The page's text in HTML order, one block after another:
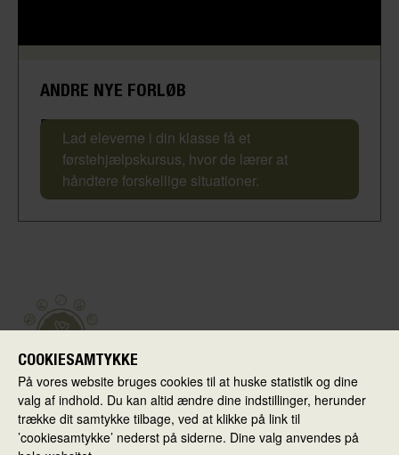
ANDRE NYE FORLØB
Førstehjælpskursus
Lad eleverne i din klasse få et
førstehjælpskursus, hvor de lærer at
håndtere forskellige situationer.
Skolen i Virkeligheden
Ballerup Kommune
COOKIESAMTYKKE
På vores website bruges cookies til at huske statistik og dine
valg af indhold. Du kan altid ændre dine indstillinger, herunder
trække dit samtykke tilbage, ved at klikke på link til
’cookiesamtykke’ nederst på siderne. Dine valg anvendes på